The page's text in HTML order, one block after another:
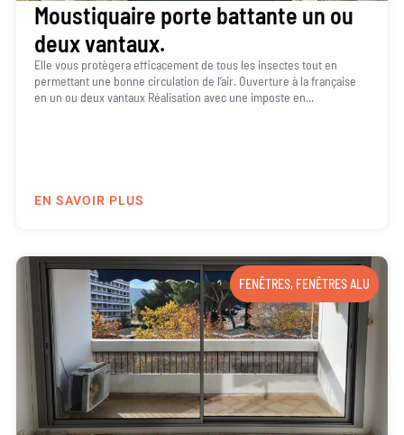
Moustiquaire porte battante un ou
deux vantaux.
Elle vous protègera efficacement de tous les insectes tout en
permettant une bonne circulation de l’air. Ouverture à la française
en un ou deux vantaux Réalisation avec une imposte en...
EN SAVOIR PLUS
FENÊTRES, FENÊTRES ALU